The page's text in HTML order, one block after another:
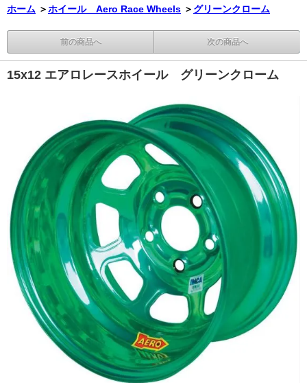
ホーム ＞ホイール Aero Race Wheels ＞ グリーンクローム
前の商品へ 次の商品へ
15x12 エアロレースホイール グリーンクローム